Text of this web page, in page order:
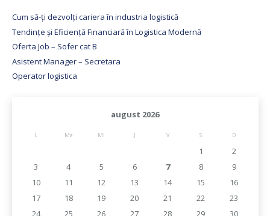
Cum să-ți dezvolți cariera în industria logistică
Tendințe și Eficiență Financiară în Logistica Modernă
Oferta Job – Sofer cat B
Asistent Manager – Secretara
Operator logistica
august 2026
L Ma Mi J V S D
1
2
3
4 5 6 7 8
9
10
11 12 13 14 15
16
17
18 19 20 21 22
23
24
25 26 27 28 29
30